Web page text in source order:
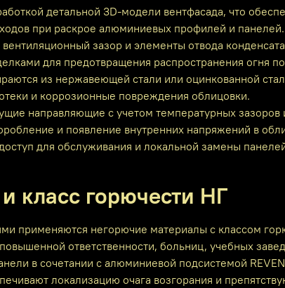
детальной 3D‑модели вентфасада, что
при раскрое алюминиевых профилей и панелей.
зазор и элементы отвода
для предотвращения распространения огня
из нержавеющей стали или оцинкованной
и коррозионные повреждения облицовки.
направляющие с учетом температурных зазоров
и появление внутренних напряжений в
для обслуживания и локальной замены
класс горючести НГ
применяются негорючие материалы с классом
ответственности, больниц, учебных
в сочетании с алюминиевой подсистемой
локализацию очага возгорания и